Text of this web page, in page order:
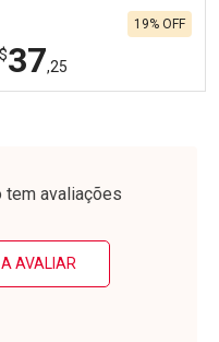
Por R$ 107,99/cada
37,25
19% OFF
Menos
tem avaliações
AVALIAR